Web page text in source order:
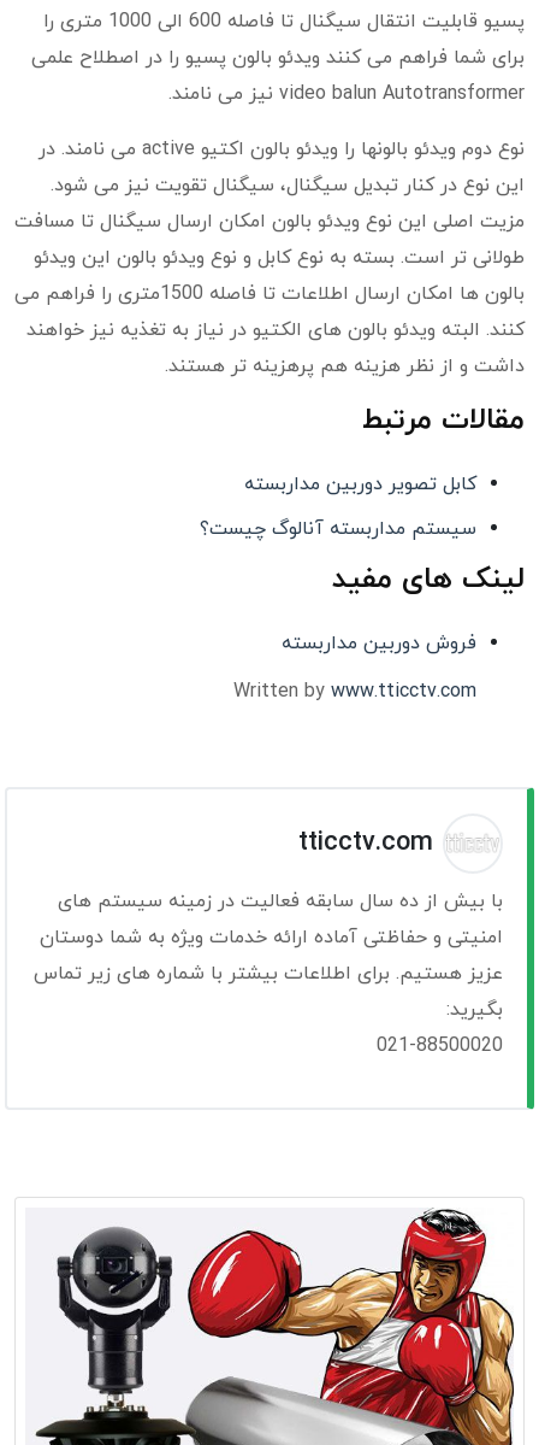
پسیو قابلیت انتقال سیگنال تا فاصله 600 الی 1000 متری را
برای شما فراهم می کنند ویدئو بالون پسیو را در اصطلاح علمی
video balun Autotransformer نیز می نامند.
نوع دوم ویدئو بالونها را ویدئو بالون اکتیو active می نامند. در
این نوع در کنار تبدیل سیگنال، سیگنال تقویت نیز می شود.
مزیت اصلی این نوع ویدئو بالون امکان ارسال سیگنال تا مسافت
طولانی تر است. بسته به نوع کابل و نوع ویدئو بالون این ویدئو
بالون ها امکان ارسال اطلاعات تا فاصله 1500متری را فراهم می
کنند. البته ویدئو بالون های الکتیو در نیاز به تغذیه نیز خواهند
داشت و از نظر هزینه هم پرهزینه تر هستند.
مقالات مرتبط
کابل تصویر دوربین مداربسته
سیستم مداربسته آنالوگ چیست؟
لینک های مفید
فروش دوربین مداربسته
Written by www.tticctv.com
tticctv.com
با بیش از ده سال سابقه فعالیت در زمینه سیستم های
امنیتی و حفاظتی آماده ارائه خدمات ویژه به شما دوستان
عزیز هستیم. برای اطلاعات بیشتر با شماره های زیر تماس
بگیرید:
021-88500020